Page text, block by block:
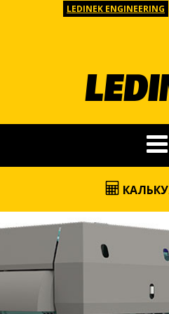
LEDINEK ENGINEERING